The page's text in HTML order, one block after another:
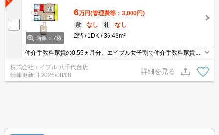
画像：7枚
6万円(管理費等：3,000円)
敷
なし 礼
なし
2階
1DK 36.43m²
仲介手数料家賃の0.55ヵ月分。エイブル女子割で仲介手数料家賃の
0.55ヶ月分より10％ＯＦＦ。オンライン内見相談可。閑静な住宅
街。あなたの新生活応援します！。住環境、あなたの目でお確かめ
ください。
株式会社エイブル 八千代台店
情報更新日 2026/08/08
詳細を見る